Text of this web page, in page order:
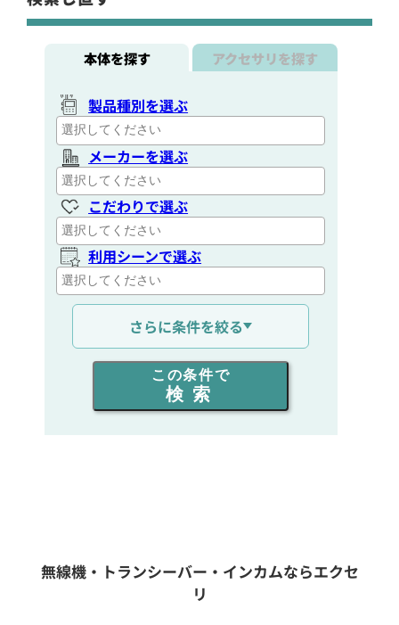
本体を探す アクセサリを探す
製品種別を選ぶ
メーカーを選ぶ
こだわりで選ぶ
利用シーンで選ぶ
通信距離を選ぶ
出力を選ぶ
同時通話人数を選ぶ
フリーワード入力(製品名等)
さらに条件を絞る
この条件で
検索
無線機・トランシーバー・インカムならエクセ
リ